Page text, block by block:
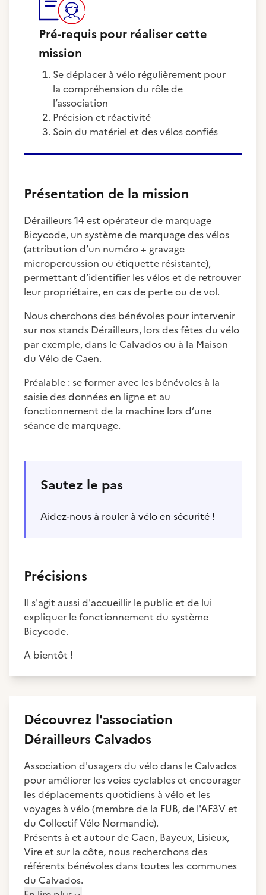
Pré-requis pour réaliser cette
mission
Se déplacer à vélo régulièrement pour
la compréhension du rôle de
l’association
Précision et réactivité
Soin du matériel et des vélos confiés
Présentation de la mission
Dérailleurs 14 est opérateur de marquage
Bicycode, un système de marquage des vélos
(attribution d’un numéro + gravage
micropercussion ou étiquette résistante),
permettant d’identifier les vélos et de retrouver
leur propriétaire, en cas de perte ou de vol.
Nous cherchons des bénévoles pour intervenir
sur nos stands Dérailleurs, lors des fêtes du vélo
par exemple, dans le Calvados ou à la Maison
du Vélo de Caen.
Préalable : se former avec les bénévoles à la
saisie des données en ligne et au
fonctionnement de la machine lors d’une
séance de marquage.
Sautez le pas
Aidez-nous à rouler à vélo en sécurité !
Précisions
Il s'agit aussi d'accueillir le public et de lui
expliquer le fonctionnement du système
Bicycode.
A bientôt !
Découvrez l'association
Dérailleurs Calvados
Association d'usagers du vélo dans le Calvados
pour améliorer les voies cyclables et encourager
les déplacements quotidiens à vélo et les
voyages à vélo (membre de la FUB, de l'AF3V et
du Collectif Vélo Normandie).
Présents à et autour de Caen, Bayeux, Lisieux,
Vire et sur la côte, nous recherchons des
référents bénévoles dans toutes les communes
du Calvados.